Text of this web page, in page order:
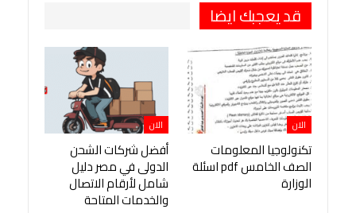
قد يعجبك ايضا
الان
تكنولوجيا المعلومات
الصف الخامس pdf اسئلة
الوزارة
الان
أفضل شركات الشحن
الدولى في مصر دليل
شامل لأرقام الاتصال
والخدمات المتاحة